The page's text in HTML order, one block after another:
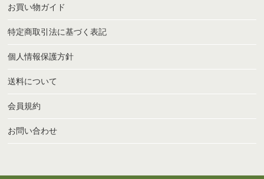
お買い物ガイド
特定商取引法に基づく表記
個人情報保護方針
送料について
会員規約
お問い合わせ